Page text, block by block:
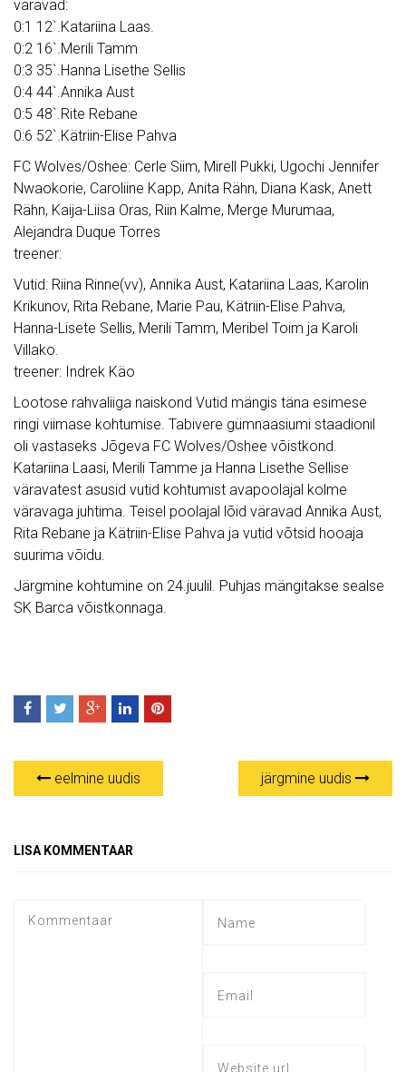
väravad:
0:1 12`.Katariina Laas.
0:2 16`.Merili Tamm
0:3 35`.Hanna Lisethe Sellis
0:4 44`.Annika Aust
0:5 48`.Rite Rebane
0:6 52`.Kätriin-Elise Pahva
FC Wolves/Oshee: Cerle Siim, Mirell Pukki, Ugochi Jennifer
Nwaokorie, Caroliine Kapp, Anita Rähn, Diana Kask, Anett
Rähn, Kaija-Liisa Oras, Riin Kalme, Merge Murumaa,
Alejandra Duque Torres
treener:
Vutid: Riina Rinne(vv), Annika Aust, Katariina Laas, Karolin
Krikunov, Rita Rebane, Marie Pau, Kätriin-Elise Pahva,
Hanna-Lisete Sellis, Merili Tamm, Meribel Toim ja Karoli
Villako.
treener: Indrek Käo
Lootose rahvaliiga naiskond Vutid mängis täna esimese
ringi viimase kohtumise. Tabivere gümnaasiumi staadionil
oli vastaseks Jõgeva FC Wolves/Oshee võistkond.
Katariina Laasi, Merili Tamme ja Hanna Lisethe Sellise
väravatest asusid vutid kohtumist avapoolajal kolme
väravaga juhtima. Teisel poolajal lõid väravad Annika Aust,
Rita Rebane ja Kätriin-Elise Pahva ja vutid võtsid hooaja
suurima võidu.
Järgmine kohtumine on 24.juulil. Puhjas mängitakse sealse
SK Barca võistkonnaga.
eelmine uudis järgmine uudis
LISA KOMMENTAAR